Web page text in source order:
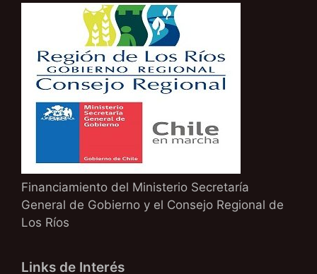
Financiamiento del Ministerio Secretaría
General de Gobierno y el Consejo Regional de
Los Ríos
Links de Interés